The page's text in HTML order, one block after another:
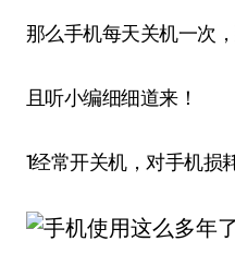
那么手机每天关机一次
且听小编细细道来！
1经常开关机，对手机损